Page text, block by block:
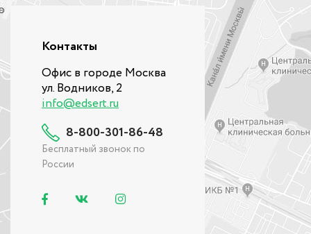
Контакты
Офис в городе Москва
ул. Водников, 2
info@edsert.ru
8-800-301-86-48
Бесплатный звонок по
России